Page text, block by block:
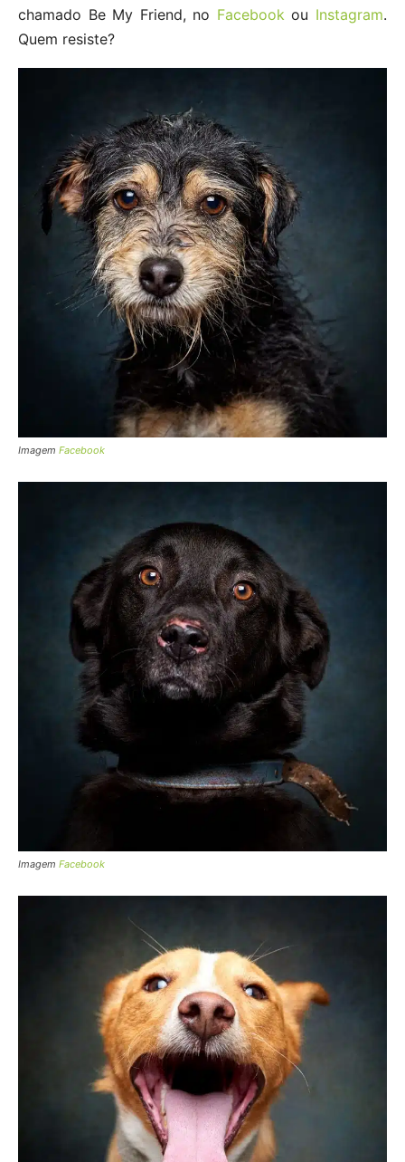
chamado Be My Friend, no Facebook ou Instagram.
Quem resiste?
Imagem Facebook
Imagem Facebook